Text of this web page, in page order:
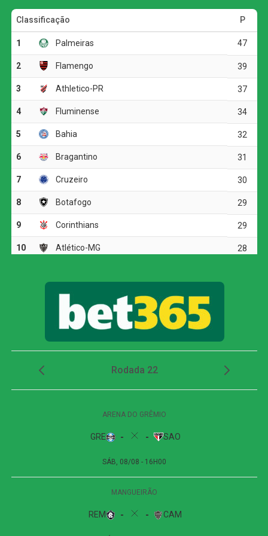
Primeiro tempo marcado por
sustos e expulsão polêmica
O Santos até começou controlando a posse de bola, mas
quase foi surpreendido logo aos dois minutos, quando
Alef Manga apareceu cara a cara com Gabriel Brazão. O
goleiro santista fez grande defesa, e no rebote Jajá Silva
mandou para fora.
A resposta do Peixe veio aos 12 minutos, com Gustavo
Caballero recebendo dentro da área e escorregando na
hora da finalização. Dois minutos depois, o atacante
voltou a assustar ao ser lançado por Barreal, obrigando
Marcelo Rangel a uma boa intervenção.
O lance que mudou o panorama do jogo aconteceu aos
24 minutos. Marllon derrubou Gustavo Caballero na
do VAR, porém, o árbitro Anderson Daronco alterou a
decisão e expulsou o zagueiro do Remo por impedir uma
clara oportunidade de gol.
Com um atleta a mais, o Santos passou a pressionar. Aos
32 minutos, Caballero escorou de cabeça e Gabriel
finalizou cruzado para fora. Na sequência, Barreal cobrou
Gabriel Bontempo livre na área, porém o volante errou o
intervalo, Oliva ainda arriscou de longe e parou na
Com expulsão polêmica, Santos vence o Remo e